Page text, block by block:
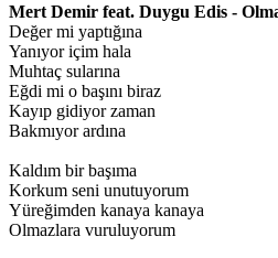
Mert Demir feat. Duygu Edis -
Değer mi yaptığına
Yanıyor içim hala
Muhtaç sularına
Eğdi mi o başını biraz
Kayıp gidiyor zaman
Bakmıyor ardına
Kaldım bir başıma
Korkum seni unutuyorum
Yüreğimden kanaya kanaya
Olmazlara vuruluyorum